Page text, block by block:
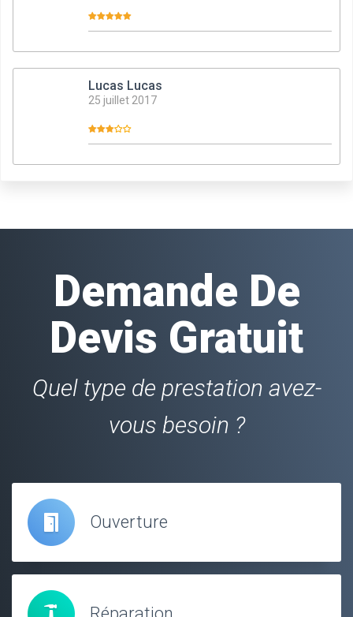
Lucas Lucas
25 juillet 2017
Demande De
Devis Gratuit
Quel type de prestation avez-
vous besoin ?
Ouverture